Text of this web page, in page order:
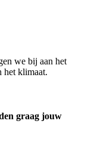
we bij aan het
het klimaat.
graag jouw